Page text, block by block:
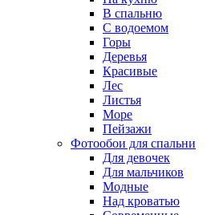
В спальню
С водоемом
Горы
Деревья
Красивые
Лес
Листья
Море
Пейзажи
Фотообои для спальни
Для девочек
Для мальчиков
Модные
Над кроватью